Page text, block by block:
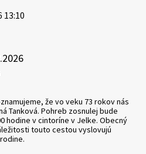
13:10
že vo veku 73 rokov nás
Tanková. Pohreb zosnulej bude
hodine v cintoríne v Jelke. Obecný
touto cestou vyslovujú